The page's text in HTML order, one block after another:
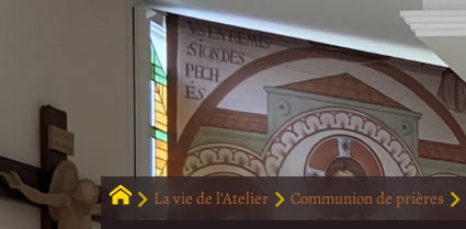
La vie de l’Atelier Communion de prières